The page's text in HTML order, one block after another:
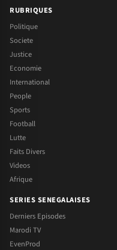
RUBRIQUES
Politique
Societe
Justice
Economie
International
People
Sports
Football
Lutte
Faits Divers
Videos
Afrique
SERIES SENEGALAISES
Derniers Episodes
Marodi TV
EvenProd